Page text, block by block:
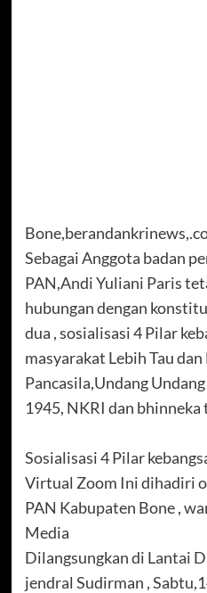
Sebagai Anggota badan
PAN,Andi Yuliani Paris
hubungan dengan
dua , sosialisasi 4 Pilar
masyarakat Lebih Tau
Pancasila,Undang
1945, NKRI dan bhinneka
Sosialisasi 4 Pilar
Virtual Zoom Ini dihadiri
PAN Kabupaten Bone ,
Media
Dilangsungkan di Lantai
jendral Sudirman ,